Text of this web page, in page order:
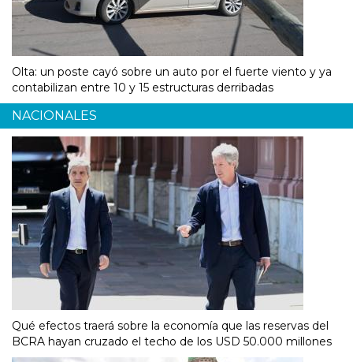
Olta: un poste cayó sobre un auto por el fuerte viento y ya
contabilizan entre 10 y 15 estructuras derribadas
NACIONALES
Qué efectos traerá sobre la economía que las reservas del
BCRA hayan cruzado el techo de los USD 50.000 millones